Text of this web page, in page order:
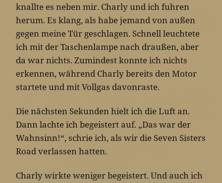
knallte es neben mir. Charly und ich fuhren
herum. Es klang, als habe jemand von außen
gegen meine Tür geschlagen. Schnell leuchtete
ich mit der Taschenlampe nach draußen, aber
da war nichts. Zumindest konnte ich nichts
erkennen, während Charly bereits den Motor
startete und mit Vollgas davonraste.
Die nächsten Sekunden hielt ich die Luft an.
Dann lachte ich begeistert auf. „Das war der
Wahnsinn!“, schrie ich, als wir die Seven Sisters
Road verlassen hatten.
Charly wirkte weniger begeistert. Und auch ich